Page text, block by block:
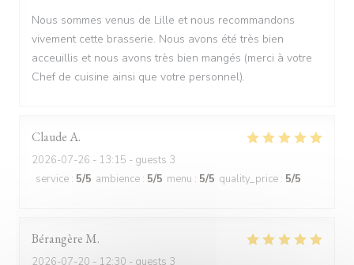
Nous sommes venus de Lille et nous recommandons
vivement cette brasserie. Nous avons été très bien
acceuillis et nous avons très bien mangés (merci à votre
Chef de cuisine ainsi que votre personnel).
ClaudeA
2026-07-26 - 13:15 - guests 3
service : 5/5 ambience : 5/5 menu : 5/5 quality_price : 5/5
Bérangère M
2026-07-20 - 12:30 - guests 3